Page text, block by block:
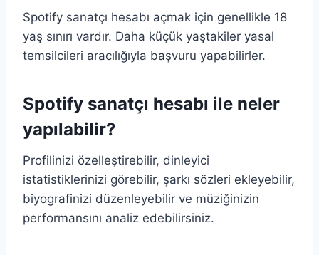
Spotify sanatçı hesabı açmak için genellikle 18
yaş sınırı vardır. Daha küçük yaştakiler yasal
temsilcileri aracılığıyla başvuru yapabilirler.
Spotify sanatçı hesabı ile neler
yapılabilir?
Profilinizi özelleştirebilir, dinleyici
istatistiklerinizi görebilir, şarkı sözleri ekleyebilir,
biyografinizi düzenleyebilir ve müziğinizin
performansını analiz edebilirsiniz.